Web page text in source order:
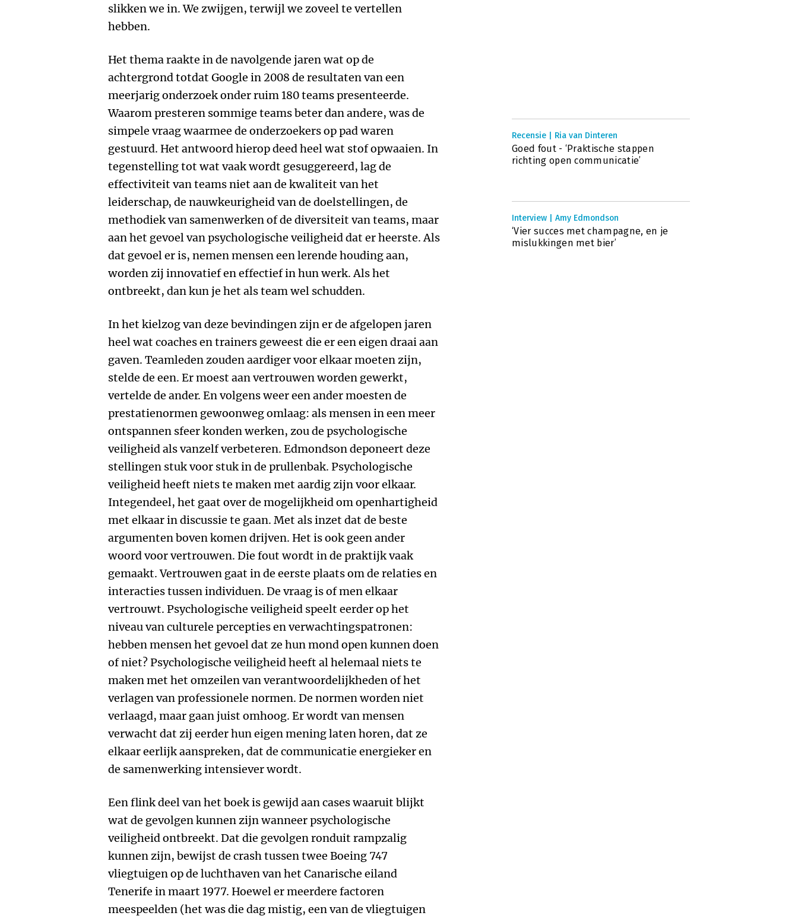
slikken we in. We zwijgen, terwijl we zoveel te vertellen
hebben.
Het thema raakte in de navolgende jaren wat op de
achtergrond totdat Google in 2008 de resultaten van een
meerjarig onderzoek onder ruim 180 teams presenteerde.
Waarom presteren sommige teams beter dan andere, was de
simpele vraag waarmee de onderzoekers op pad waren
gestuurd. Het antwoord hierop deed heel wat stof opwaaien. In
tegenstelling tot wat vaak wordt gesuggereerd, lag de
effectiviteit van teams niet aan de kwaliteit van het
leiderschap, de nauwkeurigheid van de doelstellingen, de
methodiek van samenwerken of de diversiteit van teams, maar
aan het gevoel van psychologische veiligheid dat er heerste. Als
dat gevoel er is, nemen mensen een lerende houding aan,
worden zij innovatief en effectief in hun werk. Als het
ontbreekt, dan kun je het als team wel schudden.
In het kielzog van deze bevindingen zijn er de afgelopen jaren
heel wat coaches en trainers geweest die er een eigen draai aan
gaven. Teamleden zouden aardiger voor elkaar moeten zijn,
stelde de een. Er moest aan vertrouwen worden gewerkt,
vertelde de ander. En volgens weer een ander moesten de
prestatienormen gewoonweg omlaag: als mensen in een meer
ontspannen sfeer konden werken, zou de psychologische
veiligheid als vanzelf verbeteren. Edmondson deponeert deze
stellingen stuk voor stuk in de prullenbak. Psychologische
veiligheid heeft niets te maken met aardig zijn voor elkaar.
Integendeel, het gaat over de mogelijkheid om openhartigheid
met elkaar in discussie te gaan. Met als inzet dat de beste
argumenten boven komen drijven. Het is ook geen ander
woord voor vertrouwen. Die fout wordt in de praktijk vaak
gemaakt. Vertrouwen gaat in de eerste plaats om de relaties en
interacties tussen individuen. De vraag is of men elkaar
vertrouwt. Psychologische veiligheid speelt eerder op het
niveau van culturele percepties en verwachtingspatronen:
hebben mensen het gevoel dat ze hun mond open kunnen doen
of niet? Psychologische veiligheid heeft al helemaal niets te
maken met het omzeilen van verantwoordelijkheden of het
verlagen van professionele normen. De normen worden niet
verlaagd, maar gaan juist omhoog. Er wordt van mensen
verwacht dat zij eerder hun eigen mening laten horen, dat ze
elkaar eerlijk aanspreken, dat de communicatie energieker en
de samenwerking intensiever wordt.
Een flink deel van het boek is gewijd aan cases waaruit blijkt
wat de gevolgen kunnen zijn wanneer psychologische
veiligheid ontbreekt. Dat die gevolgen ronduit rampzalig
kunnen zijn, bewijst de crash tussen twee Boeing 747
vliegtuigen op de luchthaven van het Canarische eiland
Tenerife in maart 1977. Hoewel er meerdere factoren
meespeelden (het was die dag mistig, een van de vliegtuigen
Recensie | Ria van Dinteren
Goed fout - ‘Praktische stappen
richting open communicatie’
Interview | Amy Edmondson
‘Vier succes met champagne, en je
mislukkingen met bier’